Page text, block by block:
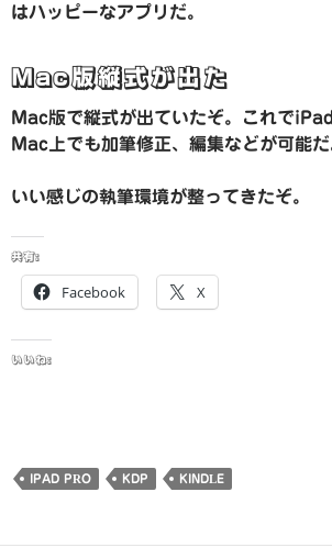
はハッピーなアプリだ。
Mac版縦式が出た
Mac版で縦式が出ていたぞ。これで
Mac上でも加筆修正、編集などが可能だ
いい感じの執筆環境が整ってきたぞ。
共有:
Facebook X
いいね:
IPAD PRO KDP KINDLE